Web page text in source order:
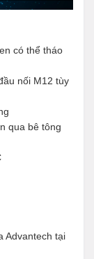
có thể tháo
nối M12 tùy
qua bê tông
Advantech tại